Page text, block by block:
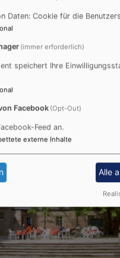
Uhr
Sänger- und
auf dem Schwanberg
Schwanberg
Daten: Cookie für die
(immer erforderlich)
speichert Ihre
Facebook (Opt-Out)
Feed an.
externe Inhalte
Alle